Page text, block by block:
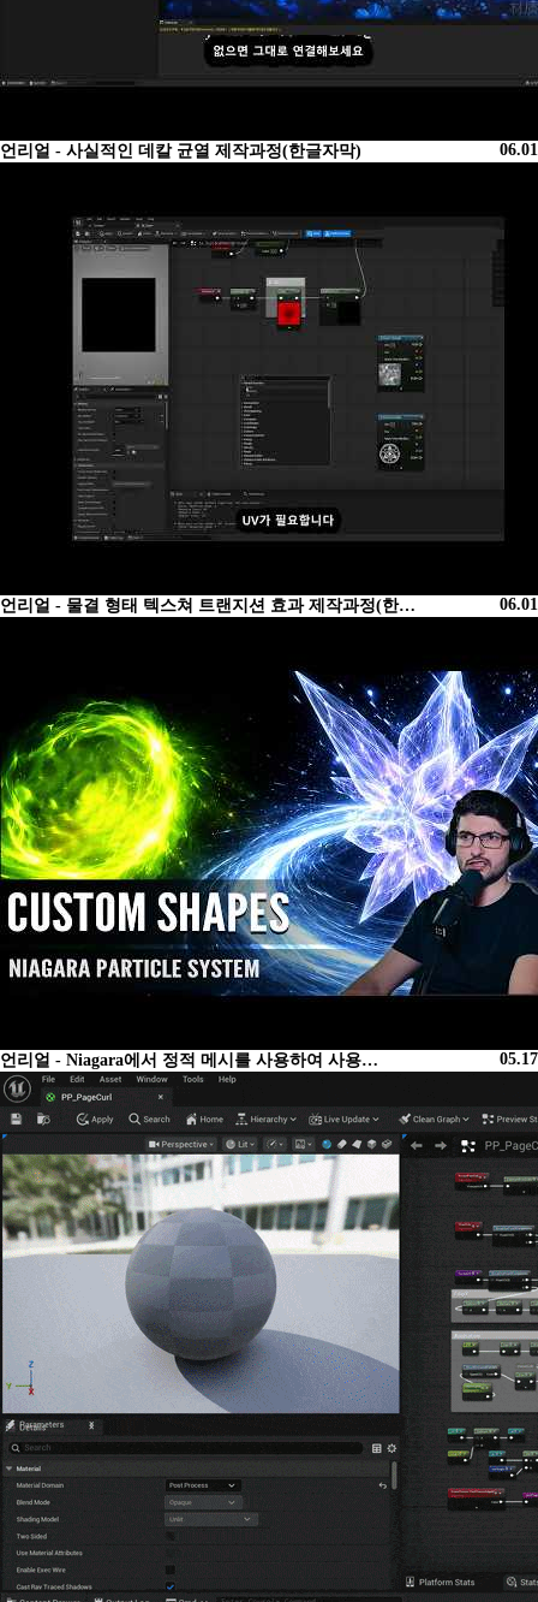
06.01
언리얼 - 사실적인 데칼 균열 제작과정(한글자막)
06.01
언리얼 - 물결 형태 텍스쳐 트랜지션 효과 제작과정(한…
05.17
언리얼 - Niagara에서 정적 메시를 사용하여 사용…